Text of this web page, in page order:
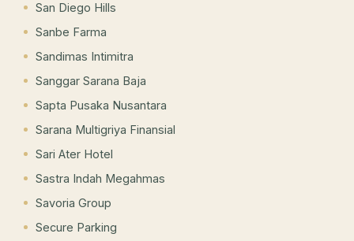
San Diego Hills
Sanbe Farma
Sandimas Intimitra
Sanggar Sarana Baja
Sapta Pusaka Nusantara
Sarana Multigriya Finansial
Sari Ater Hotel
Sastra Indah Megahmas
Savoria Group
Secure Parking